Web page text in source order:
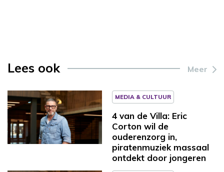
Lees ook Meer
MEDIA & CULTUUR
4 van de Villa: Eric
Corton wil de
ouderenzorg in,
piratenmuziek massaal
ontdekt door jongeren